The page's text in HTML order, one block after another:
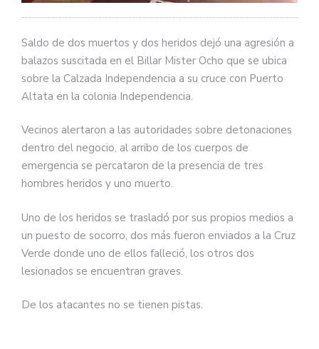
Saldo de dos muertos y dos heridos dejó una agresión a
balazos suscitada en el Billar Mister Ocho que se ubica
sobre la Calzada Independencia a su cruce con Puerto
Altata en la colonia Independencia.
Vecinos alertaron a las autoridades sobre detonaciones
dentro del negocio, al arribo de los cuerpos de
emergencia se percataron de la presencia de tres
hombres heridos y uno muerto.
Uno de los heridos se trasladó por sus propios medios a
un puesto de socorro, dos más fueron enviados a la Cruz
Verde donde uno de ellos falleció, los otros dos
lesionados se encuentran graves.
De los atacantes no se tienen pistas.